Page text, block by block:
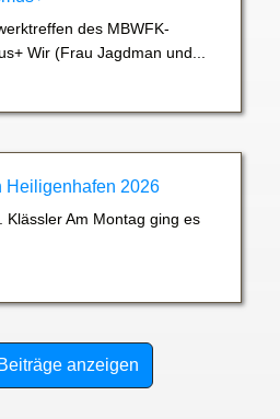
des MBWFK-
Wir (Frau Jagdman und...
Heiligenhafen 2026
Klässler Am Montag ging es
anzeigen